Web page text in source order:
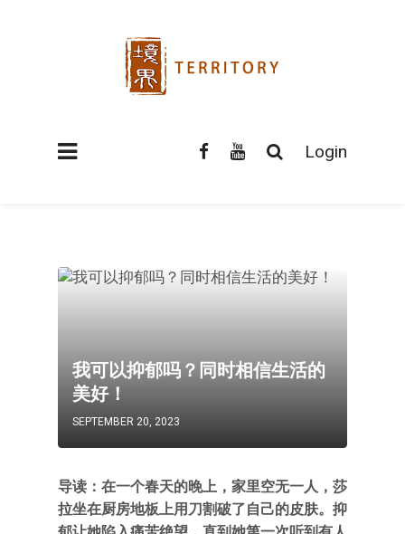
Login
我可以抑郁吗？同时相信生活的
美好！
SEPTEMBER 20, 2023
导读：在一个春天的晚上，家里空无一人，莎
拉坐在厨房地板上用刀割破了自己的皮肤。抑